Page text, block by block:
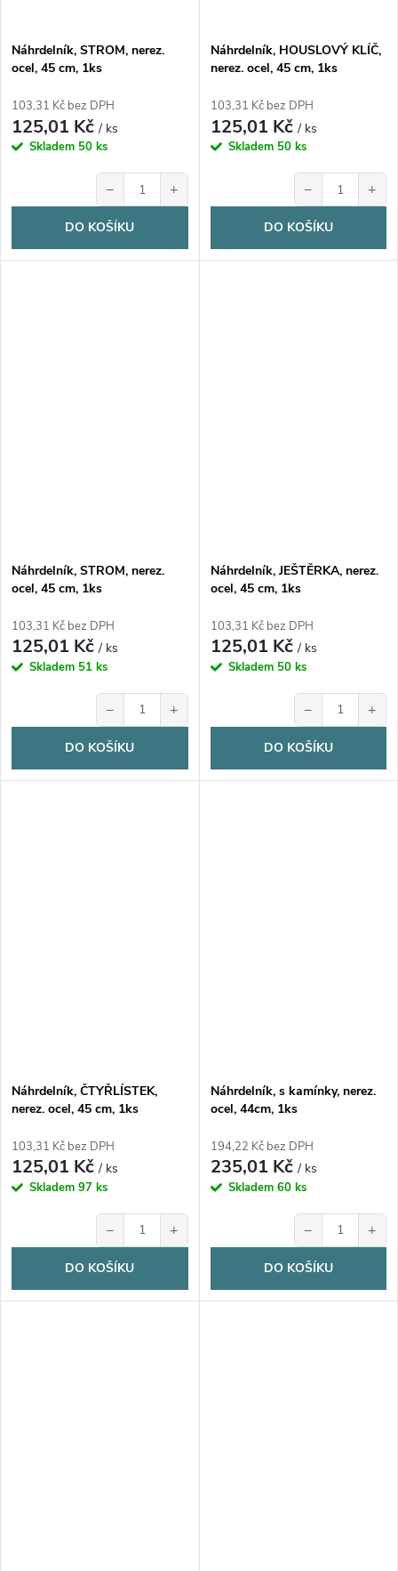
Náhrdelník, STROM, nerez.
ocel, 45 cm, 1ks
103,31 Kč bez DPH
125,01 Kč/ ks
Skladem 50 ks
− +
DO KOŠÍKU
Náhrdelník, HOUSLOVÝ KLÍČ,
nerez. ocel, 45 cm, 1ks
103,31 Kč bez DPH
125,01 Kč/ ks
Skladem 50 ks
− +
DO KOŠÍKU
Náhrdelník, STROM, nerez.
ocel, 45 cm, 1ks
103,31 Kč bez DPH
125,01 Kč/ ks
Skladem 51 ks
− +
DO KOŠÍKU
Náhrdelník, JEŠTĚRKA, nerez.
ocel, 45 cm, 1ks
103,31 Kč bez DPH
125,01 Kč/ ks
Skladem 50 ks
− +
DO KOŠÍKU
Náhrdelník, ČTYŘLÍSTEK,
nerez. ocel, 45 cm, 1ks
103,31 Kč bez DPH
125,01 Kč/ ks
Skladem 97 ks
− +
DO KOŠÍKU
Náhrdelník, s kamínky, nerez.
ocel, 44cm, 1ks
194,22 Kč bez DPH
235,01 Kč/ ks
Skladem 60 ks
− +
DO KOŠÍKU